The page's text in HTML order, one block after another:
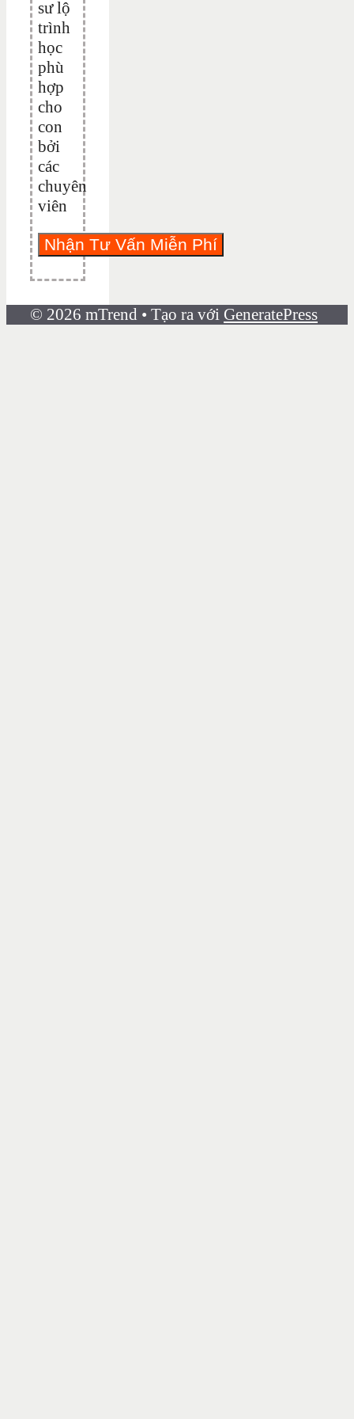
sư lộ
trình
học
phù
hợp
cho
con
bởi
các
chuyên
viên
© 2026 mTrend • Tạo ra với GeneratePress